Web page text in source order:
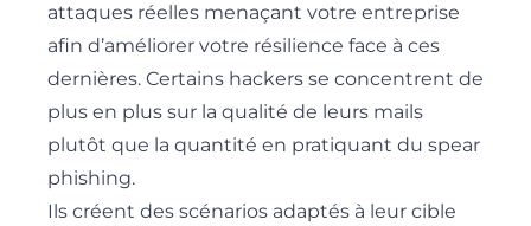
attaques réelles menaçant votre entreprise
afin d’améliorer votre résilience face à ces
dernières. Certains hackers se concentrent de
plus en plus sur la qualité de leurs mails
plutôt que la quantité en pratiquant du spear
phishing.
Ils créent des scénarios adaptés à leur cible